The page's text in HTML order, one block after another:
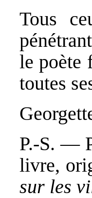
Tous
le poète
toutes
P.-S. —
livre,
sur les